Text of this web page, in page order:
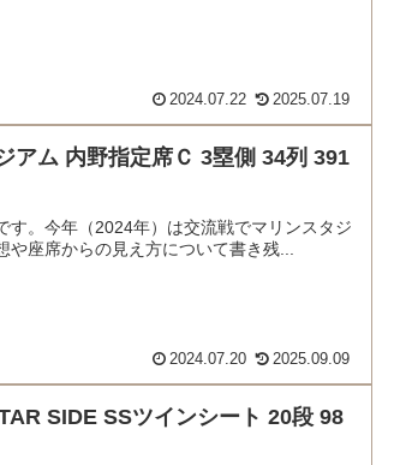
2024.07.22 2025.07.19
アム 内野指定席Ｃ 3塁側 34列 391
す。今年（2024年）は交流戦でマリンスタジ
や座席からの見え方について書き残...
2024.07.20 2025.09.09
SIDE SSツインシート 20段 98